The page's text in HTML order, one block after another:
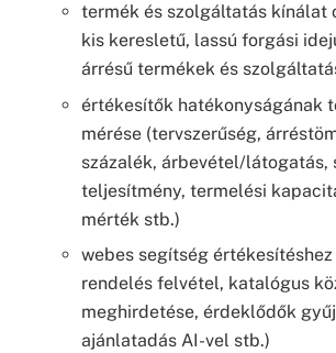
termék és szolgáltatás kínálat
kis keresletű, lassú forgási
árrésű termékek és
értékesítők hatékonyságának
mérése (tervszerűség,
százalék, árbevétel/látogatás,
teljesítmény, termelési
mérték stb.)
webes segítség
rendelés felvétel, katalógus
meghirdetése, érdeklődők
ajánlatadás AI-vel stb.)